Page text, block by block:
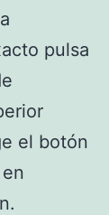
pulsa
el botón